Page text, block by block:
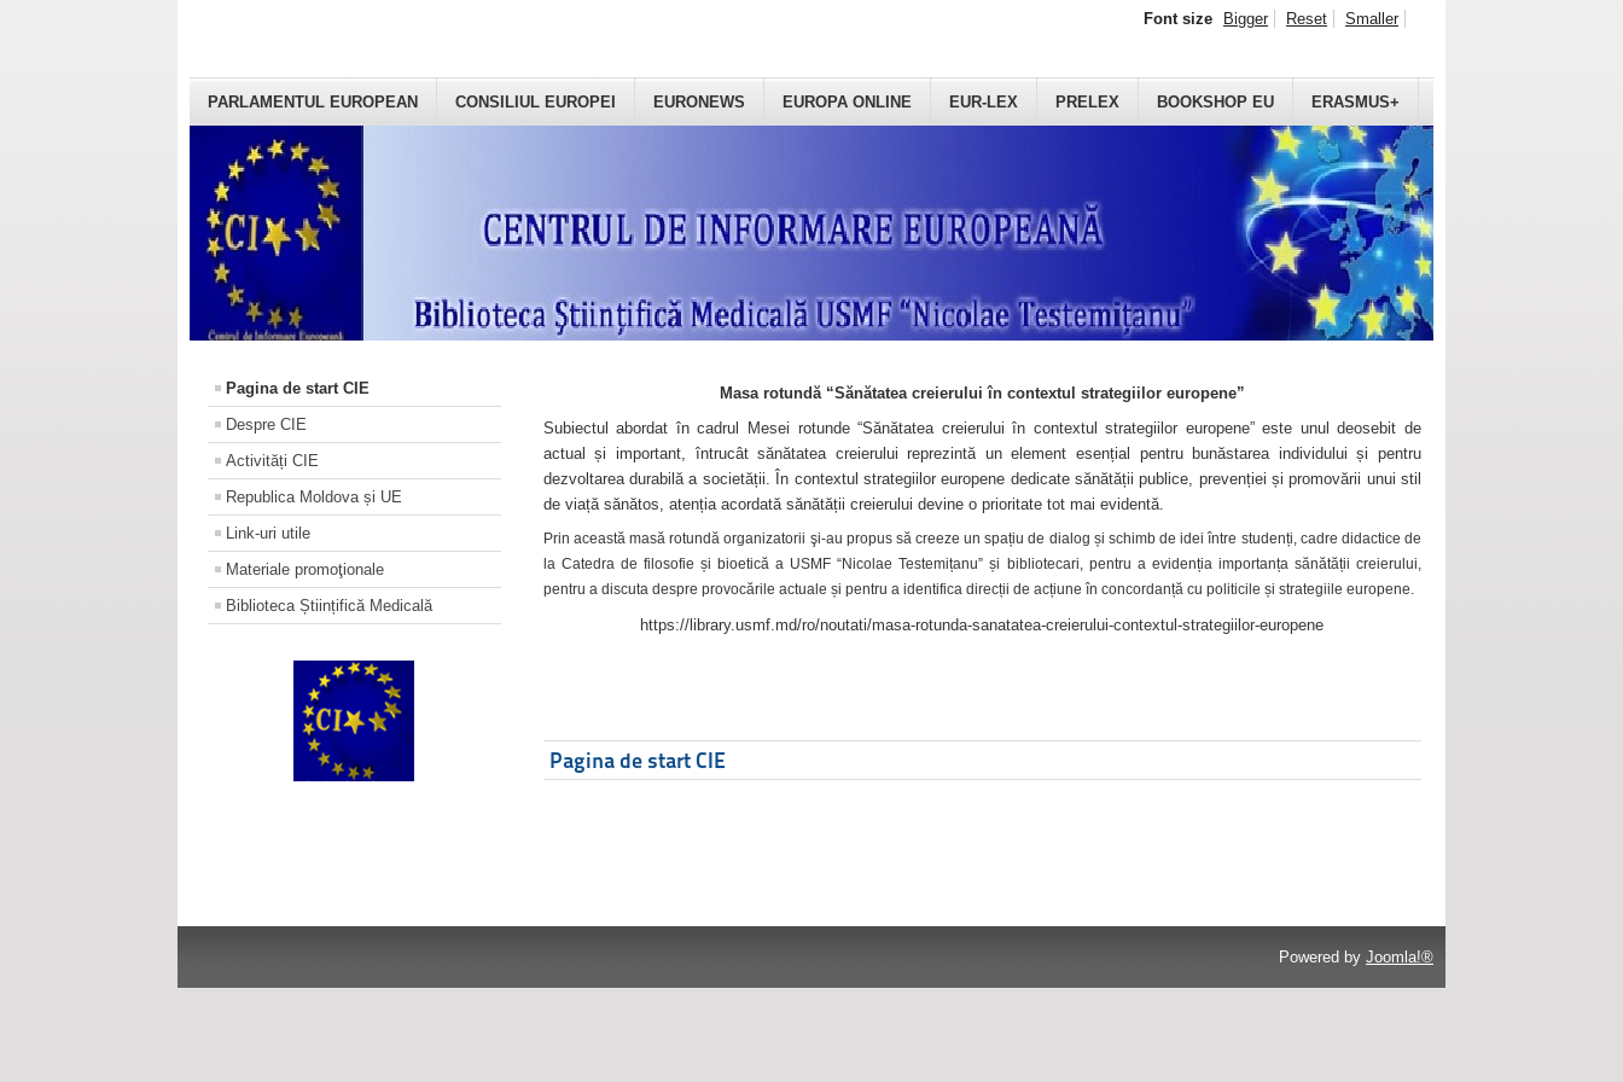
PARLAMENTUL EUROPEAN CONSILIUL EUROPEI EURONEWS EUROPA ONLINE EUR-LEX PRELEX BOOKSHOP EU ERASMUS+
Font size Bigger Reset Smaller
Pagina de start CIE
Despre CIE
Activități CIE
Republica Moldova și UE
Link-uri utile
Materiale promoţionale
Biblioteca Științifică Medicală
Masa rotundă “Sănătatea creierului în contextul strategiilor europene”
Subiectul abordat în cadrul Mesei rotunde “Sănătatea creierului în contextul strategiilor europene” este unul deosebit de
actual și important, întrucât sănătatea creierului reprezintă un element esențial pentru bunăstarea individului și pentru
dezvoltarea durabilă a societății. În contextul strategiilor europene dedicate sănătății publice, prevenției și promovării unui stil
de viață sănătos, atenția acordată sănătății creierului devine o prioritate tot mai evidentă.
Prin această masă rotundă organizatorii şi-au propus să creeze un spațiu de dialog și schimb de idei între studenți, cadre didactice de
la Catedra de filosofie și bioetică a USMF “Nicolae Testemițanu” și bibliotecari, pentru a evidenția importanța sănătății creierului,
pentru a discuta despre provocările actuale și pentru a identifica direcții de acțiune în concordanță cu politicile și strategiile europene.
https://library.usmf.md/ro/noutati/masa-rotunda-sanatatea-creierului-contextul-strategiilor-europene
Pagina de start CIE
Powered by Joomla!®